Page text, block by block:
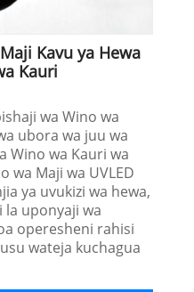
Kavu ya Hewa
Kauri
wa Wino wa
ubora wa juu wa
Wino wa Kauri wa
wa Maji wa UVLED
ya uvukizi wa hewa,
uponyaji wa
operesheni rahisi
wateja kuchagua